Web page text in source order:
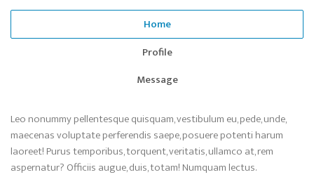
Home
Profile
Message
Leo nonummy pellentesque quisquam, vestibulum eu, pede, unde,
maecenas voluptate perferendis saepe, posuere potenti harum
laoreet! Purus temporibus, torquent, veritatis, ullamco at, rem
aspernatur? Officiis augue, duis, totam! Numquam lectus.